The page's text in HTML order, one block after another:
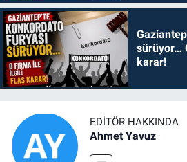
sürüyor…
karar!
EDITÖR HAKKINDA
Ahmet Yavuz